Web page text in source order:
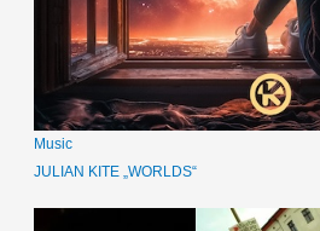
Music
JULIAN KITE „WORLDS“